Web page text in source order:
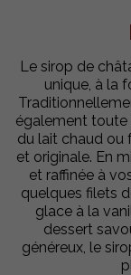
Le sirop de
unique, à la
également toute
du lait chaud ou
et originale. En
et raffinée à
quelques filets
glace à la
dessert
généreux, le